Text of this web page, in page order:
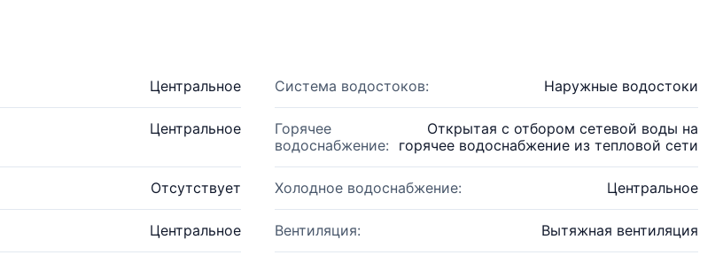
Центральное Система водостоков: Наружные водостоки
Центральное
Горячее
водоснабжение:
Открытая с отбором сетевой воды на
горячее водоснабжение из тепловой сети
Отсутствует Холодное водоснабжение: Центральное
Центральное Вентиляция: Вытяжная вентиляция